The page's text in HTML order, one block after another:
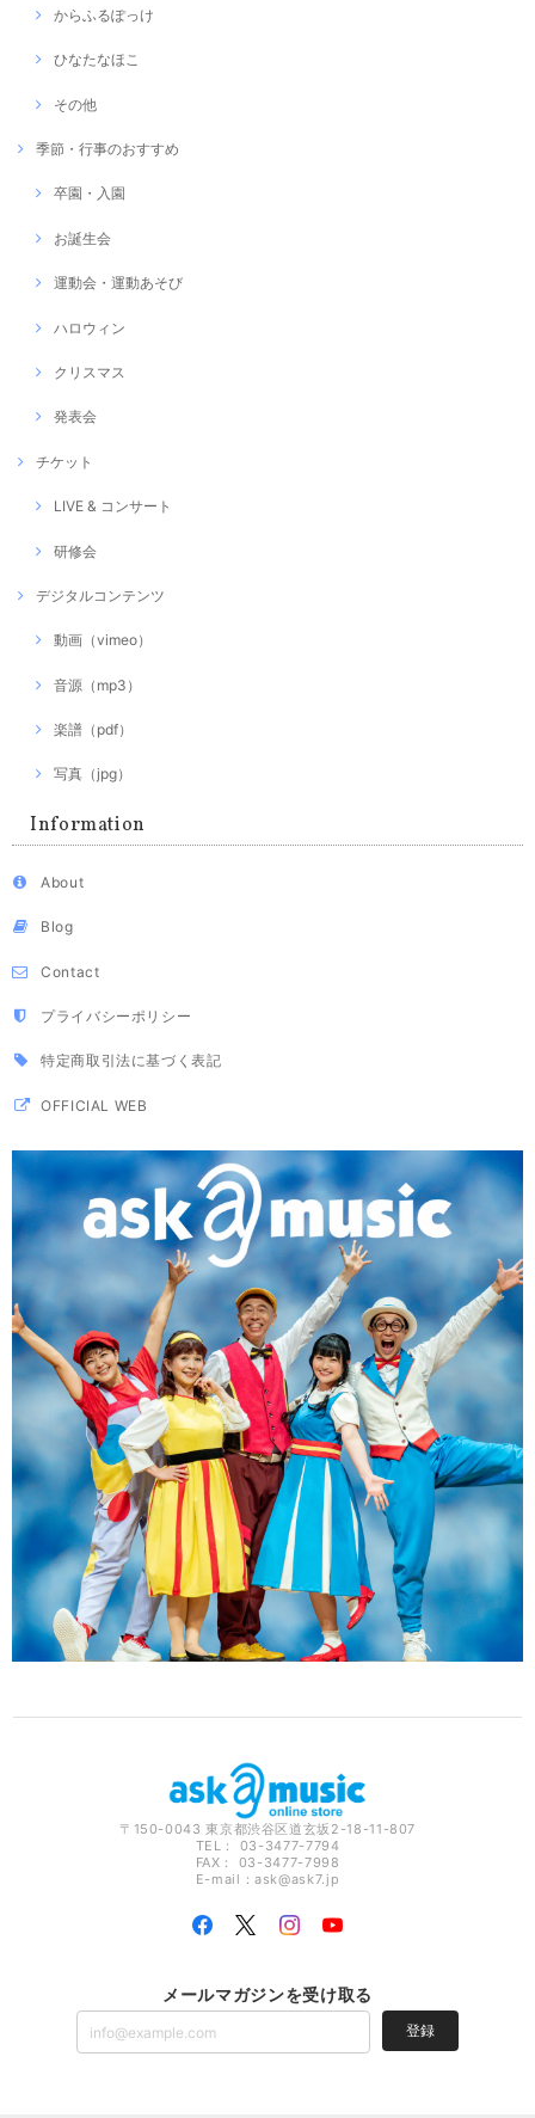
からふるぽっけ
ひなたなほこ
その他
季節・行事のおすすめ
卒園・入園
お誕生会
運動会・運動あそび
ハロウィン
クリスマス
発表会
チケット
LIVE & コンサート
研修会
デジタルコンテンツ
動画（vimeo）
音源（mp3）
楽譜（pdf）
写真（jpg）
Information
About
Blog
Contact
プライバシーポリシー
特定商取引法に基づく表記
OFFICIAL WEB
〒150-0043 東京都渋谷区道玄坂2-18-11-807
TEL： 03-3477-7794
FAX： 03-3477-7998
E-mail：ask@ask7.jp
メールマガジンを受け取る
登録